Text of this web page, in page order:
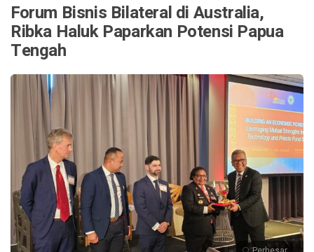
Forum Bisnis Bilateral di Australia,
Ribka Haluk Paparkan Potensi Papua
Tengah